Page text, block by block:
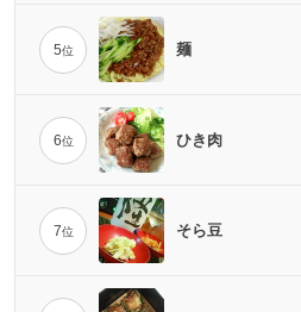
5位 麺
6位 ひき肉
7位 そら豆